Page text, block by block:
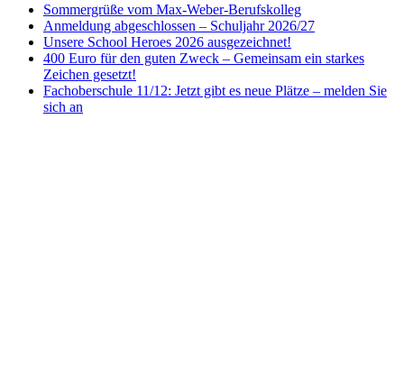
Sommergrüße vom Max-Weber-Berufskolleg
Anmeldung abgeschlossen – Schuljahr 2026/27
Unsere School Heroes 2026 ausgezeichnet!
400 Euro für den guten Zweck – Gemeinsam ein starkes
Zeichen gesetzt!
Fachoberschule 11/12: Jetzt gibt es neue Plätze – melden Sie
sich an